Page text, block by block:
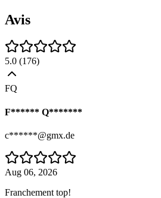
Avis
5.0 (176)
FQ
F****** Q*******
c******@gmx.de
Aug 06, 2026
Franchement top!